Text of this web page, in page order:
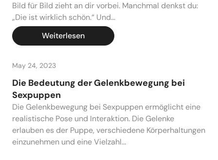
Bild für Bild zieht an dir vorbei. Manchmal denkst du:
„Die ist wirklich schön.“ Und...
Weiterlesen
May 24, 2023
Die Bedeutung der Gelenkbewegung bei
Sexpuppen
Die Gelenkbewegung bei Sexpuppen ermöglicht eine
realistische Pose und Interaktion. Die Gelenke
erlauben es der Puppe, verschiedene Körperhaltungen
einzunehmen und eine Vielzahl...